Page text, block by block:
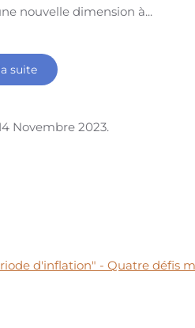
nouvelle dimension à...
suite
Novembre 2023.
d'inflation" - Quatre défis